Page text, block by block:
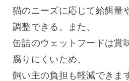
猫のニーズに応じて給餌量
調整できる。また、
缶詰のウェットフードは賞
腐りにくいため、
飼い主の負担も軽減できま